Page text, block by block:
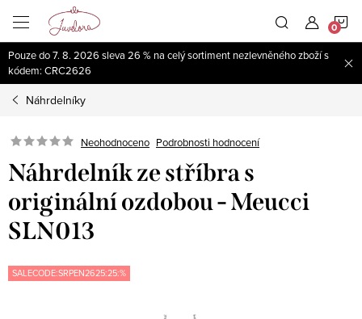
obsah
Pouze do 7. 8. 2026 sleva 26 % na celý sortiment nezlevněného zboží s
kódem: CRC2626
Náhrdelníky
Neohodnoceno Podrobnosti hodnocení
Náhrdelník ze stříbra s
originální ozdobou - Meucci
SLN013
SALECODE:SRPEN2625:25:%